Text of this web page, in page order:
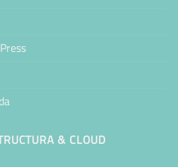
& CLOUD